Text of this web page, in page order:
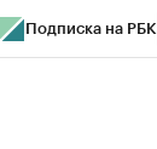
Подписка на РБК